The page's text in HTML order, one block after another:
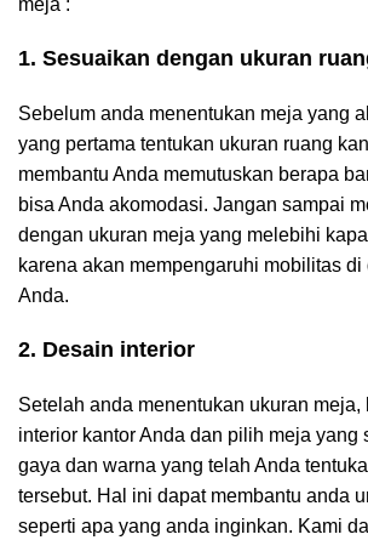
1. Sesuaikan dengan ukuran
Sebelum anda menentukan meja yang
yang pertama tentukan ukuran ruang
membantu Anda memutuskan berapa
bisa Anda akomodasi. Jangan sampai
dengan ukuran meja yang melebihi
karena akan mempengaruhi mobilitas di
Anda.
2. Desain interior
Setelah anda menentukan ukuran meja,
interior kantor Anda dan pilih meja yang
gaya dan warna yang telah Anda
tersebut. Hal ini dapat membantu anda
seperti apa yang anda inginkan. Kami